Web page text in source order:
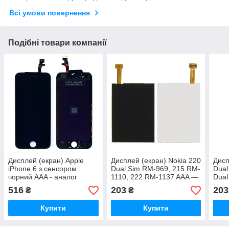
Всі умови повернення
Подібні товари компанії
Дисплей (екран) Apple
iPhone 6 з сенсором
чорний AAA - аналог
516 ₴
Купити
Дисплей (екран) Nokia 220
Dual Sim RM-969, 215 RM-
1110, 222 RM-1137 AAA —
аналог
203₴
Купити
203